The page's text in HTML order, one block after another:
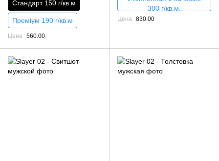
Стандарт 150 г/кв.м
Преміум 190 г/кв.м
Цена 560.00
300 г/кв.м.
Цена 830.00